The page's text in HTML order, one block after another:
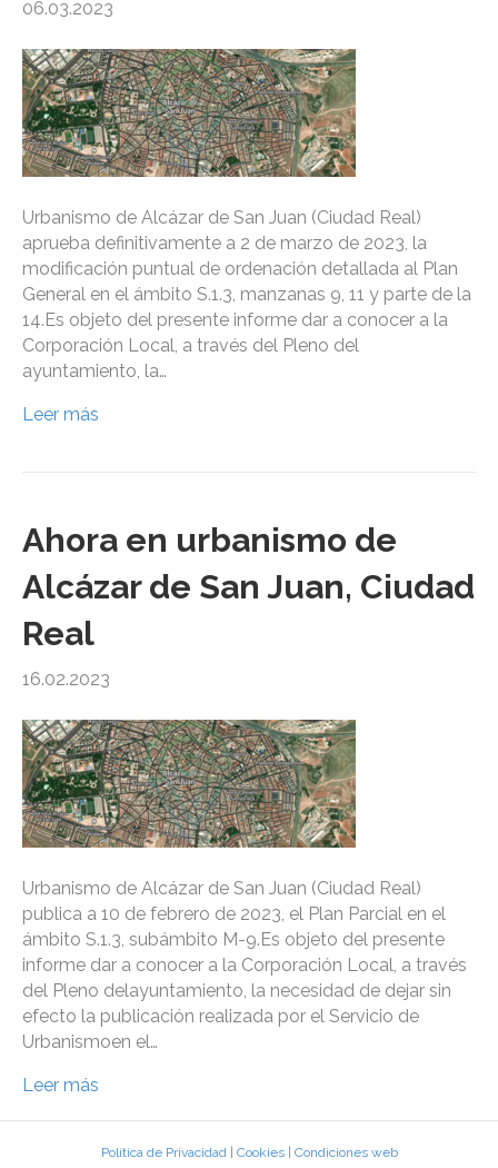
06.03.2023
Urbanismo de Alcázar de San Juan (Ciudad Real)
aprueba definitivamente a 2 de marzo de 2023, la
modificación puntual de ordenación detallada al Plan
General en el ámbito S.1.3, manzanas 9, 11 y parte de la
14.Es objeto del presente informe dar a conocer a la
Corporación Local, a través del Pleno del
ayuntamiento, la…
Leer más
Ahora en urbanismo de
Alcázar de San Juan, Ciudad
Real
16.02.2023
Urbanismo de Alcázar de San Juan (Ciudad Real)
publica a 10 de febrero de 2023, el Plan Parcial en el
ámbito S.1.3, subámbito M-9.Es objeto del presente
informe dar a conocer a la Corporación Local, a través
del Pleno delayuntamiento, la necesidad de dejar sin
efecto la publicación realizada por el Servicio de
Urbanismoen el…
Leer más
Política de Privacidad| Cookies| Condiciones web